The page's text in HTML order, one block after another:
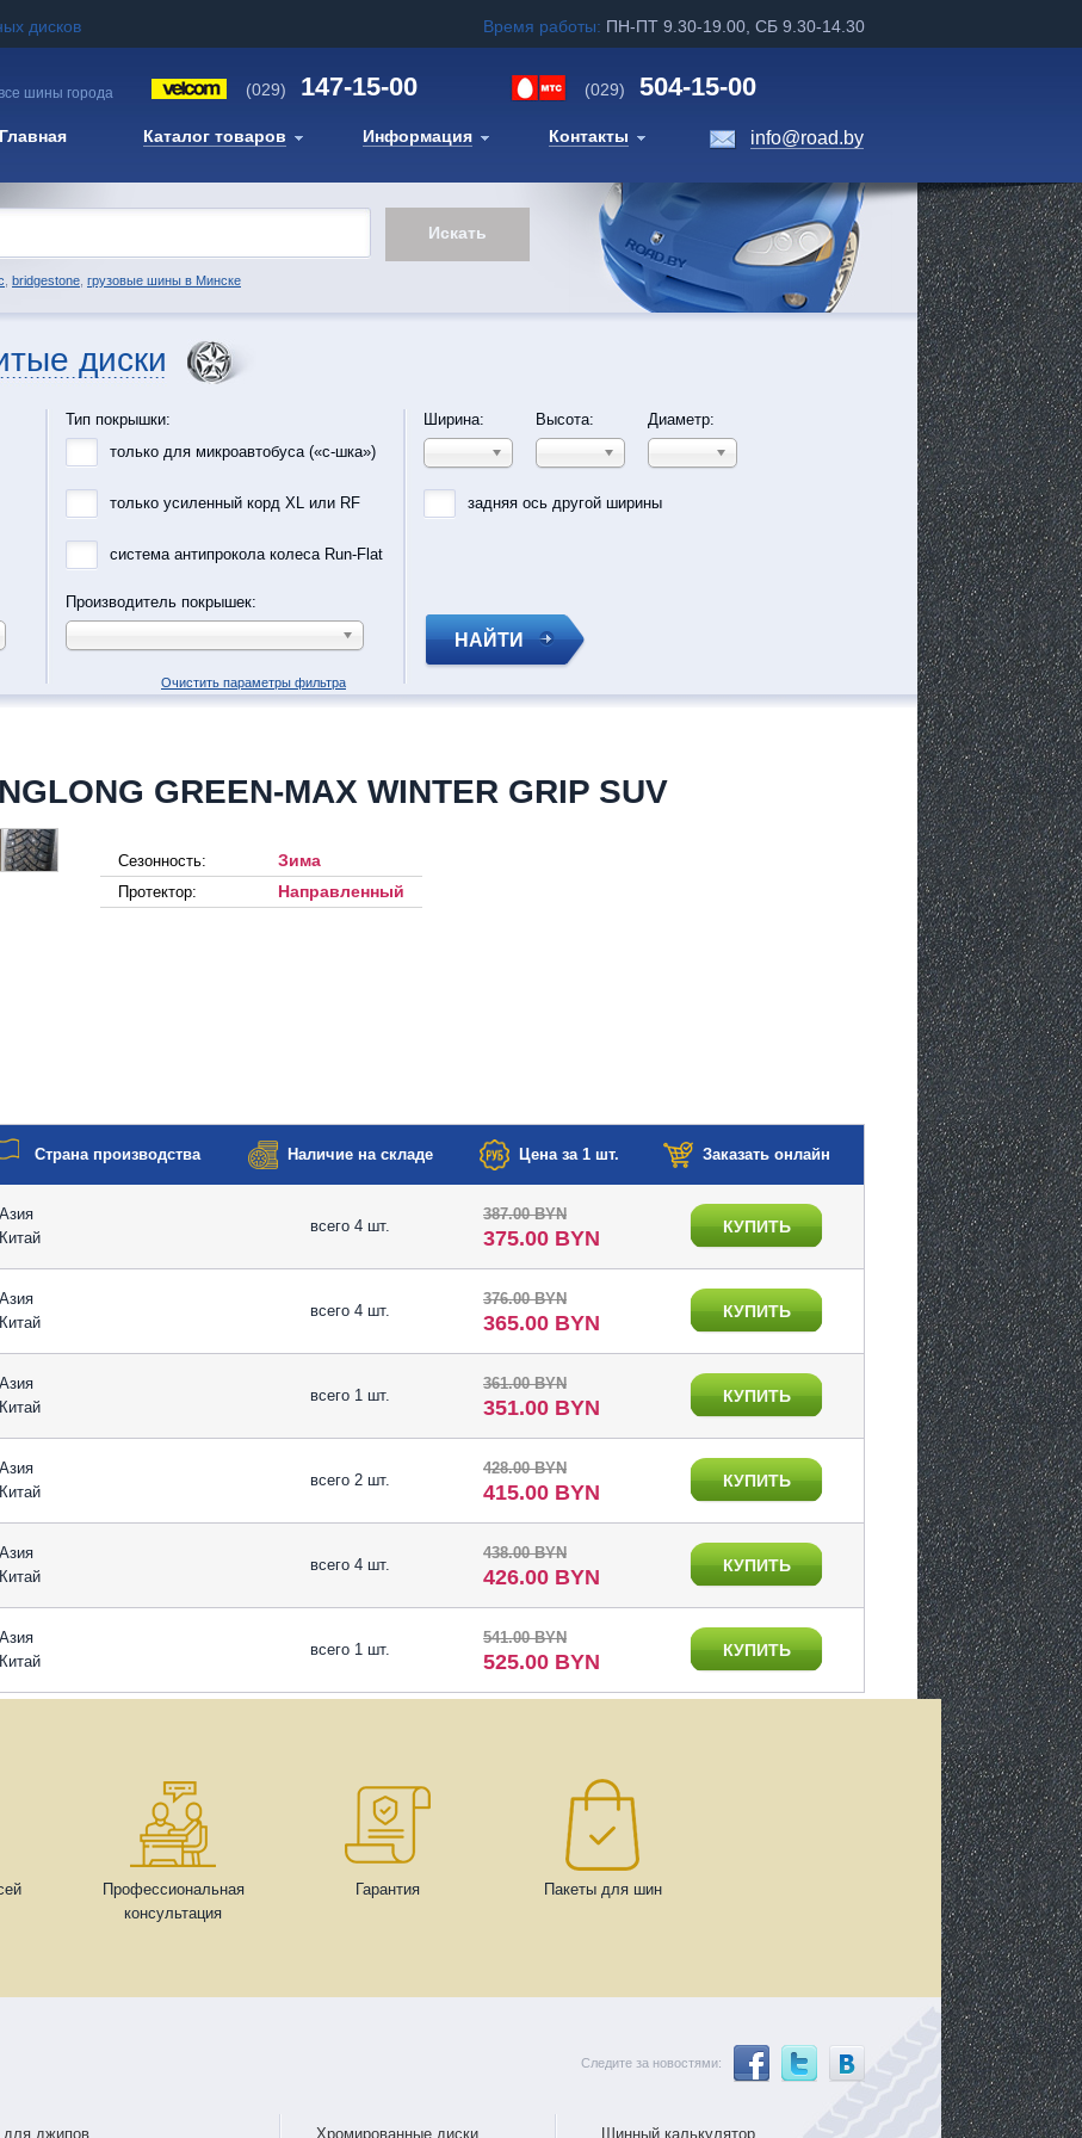
дисков Время работы: ПН-ПТ 9.30-19.00, СБ 9.30-14.30
шины города (029) 147-15-00 (029) 504-15-00
Главная Каталог товаров Информация Контакты info@road.by
bridgestone грузовые шины в Минске
диски
Тип покрышки:
только для микроавтобуса («с-шка»)
только усиленный корд XL или RF
система антипрокола колеса Run-Flat
Производитель покрышек:
Ширина: Высота: Диаметр:
задняя ось другой ширины
НАЙТИ
Очистить параметры фильтра
GREEN-MAX WINTER GRIP SUV
Сезонность: Зима
Протектор: Направленный
Страна производства Наличие на складе Цена за 1 шт. Заказать онлайн
Азия
Китай
всего 4 шт.
387.00 BYN
375.00 BYN КУПИТЬ
Азия
Китай
всего 4 шт.
376.00 BYN
365.00 BYN КУПИТЬ
Азия
Китай
всего 1 шт.
361.00 BYN
351.00 BYN КУПИТЬ
Азия
Китай
всего 2 шт.
428.00 BYN
415.00 BYN КУПИТЬ
Азия
Китай
всего 4 шт.
438.00 BYN
426.00 BYN КУПИТЬ
Азия
Китай
всего 1 шт.
541.00 BYN
525.00 BYN КУПИТЬ
Профессиональная
консультация
Гарантия Пакеты для шин
Следите за новостями:
для джипов Хромированные диски Шинный калькулятор